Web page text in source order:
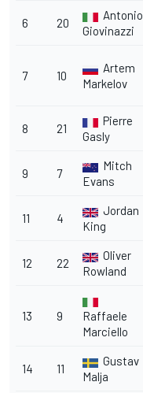
6 20
Antonio
Giovinazzi
7 10
Artem
Markelov
8 21
Pierre
Gasly
9 7
Mitch
Evans
11 4
Jordan
King
12 22
Oliver
Rowland
13 9
Raffaele
Marciello
14 11
Gustav
Malja